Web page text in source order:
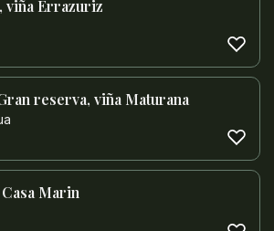
viña Errazuriz
reserva, viña Maturana
Marin